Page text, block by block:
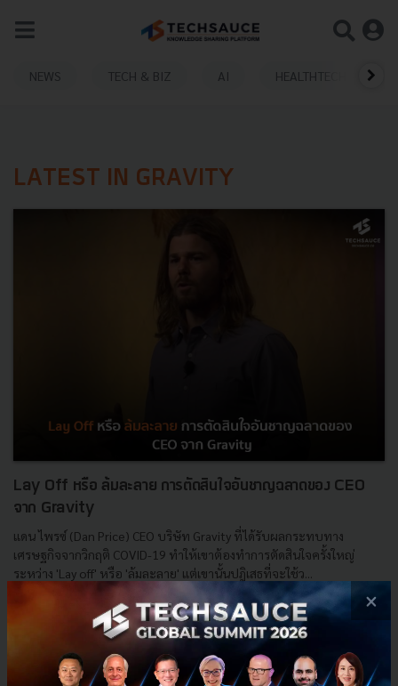
NEWS TECH & BIZ AI HEALTHTECH
LATEST IN GRAVITY
Lay Off หรือ ล้มละลาย การตัดสินใจอันชาญฉลาดของ CEO
จาก Gravity
แดน ไพรซ์ (Dan Price) CEO บริษัท Gravity ที่ได้รับผลกระทบทาง
เศรษฐกิจจากวิกฤติ COVID-19 ทำให้เขาต้องทำการตัดสินใจครั้งใหญ่
ระหว่าง 'Lay off' หรือ 'ล้มละลาย' แต่เขานั้นปฎิเสธที่จะใช้ว...
Techsauce Team
Gravity COVID-19 Dan Price Economic Crisis
×